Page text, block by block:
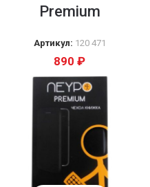
Premium
Артикул: 120 471
890 ₽